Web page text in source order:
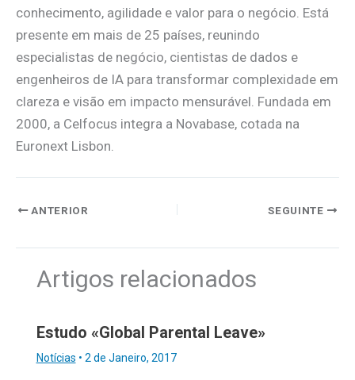
conhecimento, agilidade e valor para o negócio. Está
presente em mais de 25 países, reunindo
especialistas de negócio, cientistas de dados e
engenheiros de IA para transformar complexidade em
clareza e visão em impacto mensurável. Fundada em
2000, a Celfocus integra a Novabase, cotada na
Euronext Lisbon.
ANTERIOR SEGUINTE
Artigos relacionados
Estudo «Global Parental Leave»
Notícias • 2 de Janeiro, 2017